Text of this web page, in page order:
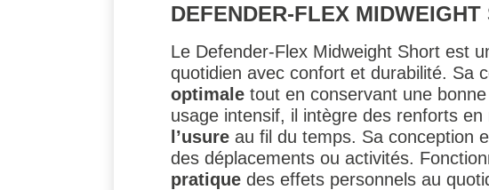
DEFENDER-FLEX
Le Defender-Flex Midweight Short est
quotidien avec confort et durabilité. Sa
optimale tout en conservant une
usage intensif, il intègre des renforts
l’usure au fil du temps. Sa conception
des déplacements ou activités.
pratique des effets personnels au